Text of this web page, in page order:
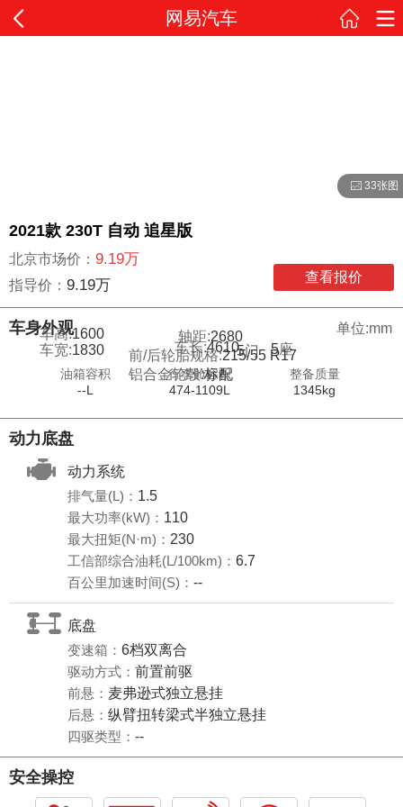
网易汽车
33张图
2021款 230T 自动 追星版
北京市场价： 9.19万
指导价： 9.19万 查看报价
车身外观
单位:mm
车长:4610
车宽:1830 5座
5门
车高:1600 轴距:2680
前/后轮胎规格:215/55 R17
铝合金轮毂:标配
油箱容积
--L
行李舱容积
474-1109L
整备质量
1345kg
动力底盘
动力系统
排气量(L)： 1.5
最大功率(kW)： 110
最大扭矩(N·m)： 230
工信部综合油耗(L/100km)： 6.7
百公里加速时间(S)： --
底盘
变速箱： 6档双离合
驱动方式： 前置前驱
前悬： 麦弗逊式独立悬挂
后悬： 纵臂扭转梁式半独立悬挂
四驱类型： --
安全操控